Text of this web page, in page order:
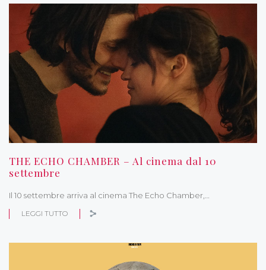
THE ECHO CHAMBER – Al cinema dal 10
settembre
Il 10 settembre arriva al cinema The Echo Chamber,…
LEGGI TUTTO